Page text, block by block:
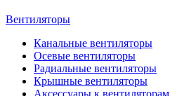
Вентиляторы
Канальные вентиляторы
Осевые вентиляторы
Радиальные вентиляторы
Крышные вентиляторы